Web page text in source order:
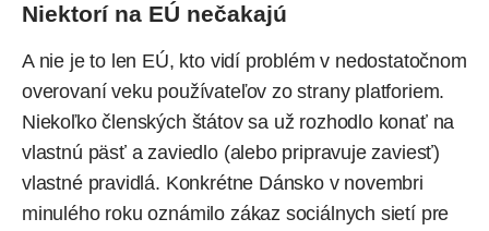
Niektorí na EÚ nečakajú
A nie je to len EÚ, kto vidí problém v nedostatočnom
overovaní veku používateľov zo strany platforiem.
Niekoľko členských štátov sa už rozhodlo konať na
vlastnú päsť a zaviedlo (alebo pripravuje zaviesť)
vlastné pravidlá. Konkrétne Dánsko v novembri
minulého roku oznámilo zákaz sociálnych sietí pre